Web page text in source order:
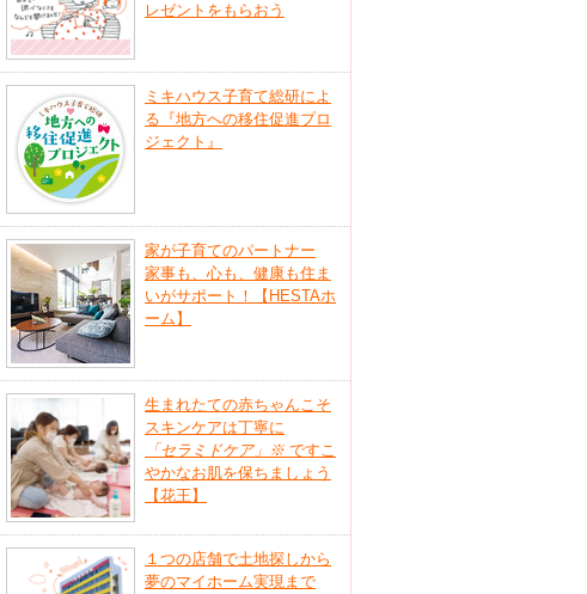
レゼントをもらおう
ミキハウス子育て総研によ
る『地方への移住促進プロ
ジェクト』
家が子育てのパートナー
家事も、心も、健康も住ま
いがサポート！【HESTAホ
ーム】
生まれたての赤ちゃんこそ
スキンケアは丁寧に
「セラミドケア」 ※ ですこ
やかなお肌を保ちましょう
【花王】
１つの店舗で土地探しから
夢のマイホーム実現まで